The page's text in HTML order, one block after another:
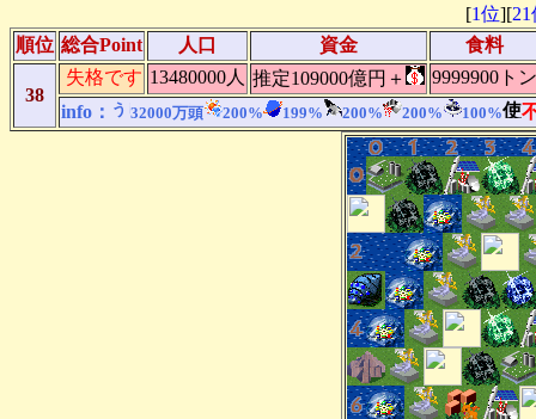
[1位][
順位 総合Point 人口 資金 食料
38
失格です 13480000人 推定109000億円＋
9999900トン
info：
32000万頭 200% 199% 200% 200% 100%